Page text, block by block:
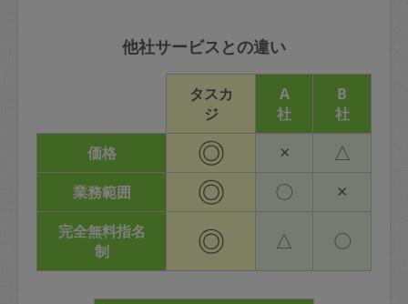
他社サービスとの違い
タスカ
ジ
A
社
B
社
価格
◎ × △
業務範囲 ◎ 〇 ×
完全無料指名
制
◎ △ 〇